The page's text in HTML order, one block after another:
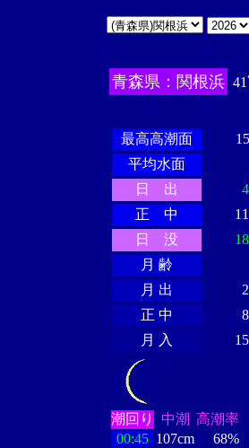
青森県：関根浜
最高高潮面
平均水面
日 出
正 中
日 没
月 齢
月 出
正 中
月 入
潮回り 中潮 高潮率
00:45 107cm
68%